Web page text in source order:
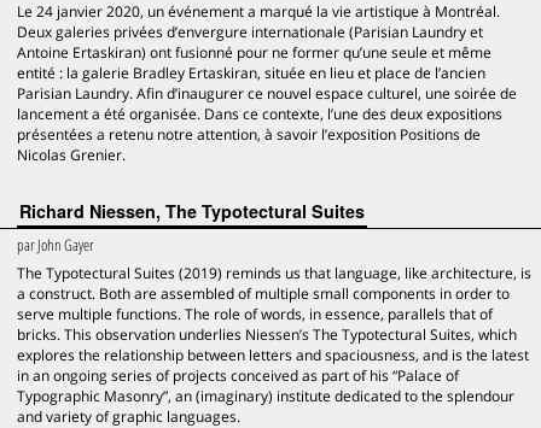
Le 24 janvier 2020, un événement a marqué la vie artistique à Montréal.
Deux galeries privées d’envergure internationale (Parisian Laundry et
Antoine Ertaskiran) ont fusionné pour ne former qu’une seule et même
entité : la galerie Bradley Ertaskiran, située en lieu et place de l’ancien
Parisian Laundry. Afin d’inaugurer ce nouvel espace culturel, une soirée de
lancement a été organisée. Dans ce contexte, l’une des deux expositions
présentées a retenu notre attention, à savoir l’exposition Positions de
Nicolas Grenier.
Richard Niessen, The Typotectural Suites
parJohn Gayer
The Typotectural Suites (2019) reminds us that language, like architecture, is
a construct. Both are assembled of multiple small components in order to
serve multiple functions. The role of words, in essence, parallels that of
bricks. This observation underlies Niessen’s The Typotectural Suites, which
explores the relationship between letters and spaciousness, and is the latest
in an ongoing series of projects conceived as part of his “Palace of
Typographic Masonry”, an (imaginary) institute dedicated to the splendour
and variety of graphic languages.